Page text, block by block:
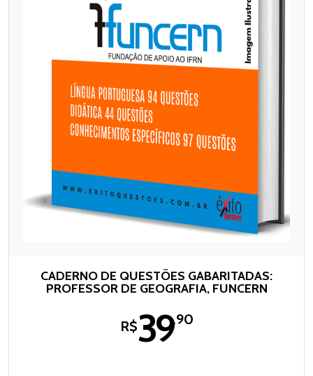
CADERNO DE QUESTÕES GABARITADAS:
PROFESSOR DE GEOGRAFIA, FUNCERN
R$39,90